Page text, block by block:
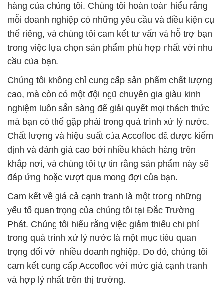
hàng của chúng tôi. Chúng tôi hoàn toàn hiểu rằng
mỗi doanh nghiệp có những yêu cầu và điều kiện cụ
thể riêng, và chúng tôi cam kết tư vấn và hỗ trợ bạn
trong việc lựa chọn sản phẩm phù hợp nhất với nhu
cầu của bạn.
Chúng tôi không chỉ cung cấp sản phẩm chất lượng
cao, mà còn có một đội ngũ chuyên gia giàu kinh
nghiệm luôn sẵn sàng để giải quyết mọi thách thức
mà bạn có thể gặp phải trong quá trình xử lý nước.
Chất lượng và hiệu suất của Accofloc đã được kiểm
định và đánh giá cao bởi nhiều khách hàng trên
khắp nơi, và chúng tôi tự tin rằng sản phẩm này sẽ
đáp ứng hoặc vượt qua mong đợi của bạn.
Cam kết về giá cả cạnh tranh là một trong những
yếu tố quan trọng của chúng tôi tại Đắc Trường
Phát. Chúng tôi hiểu rằng việc giảm thiểu chi phí
trong quá trình xử lý nước là một mục tiêu quan
trọng đối với nhiều doanh nghiệp. Do đó, chúng tôi
cam kết cung cấp Accofloc với mức giá cạnh tranh
và hợp lý nhất trên thị trường.